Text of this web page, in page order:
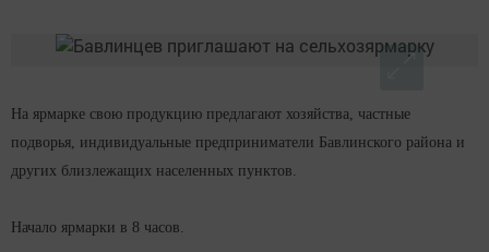
На ярмарке свою продукцию предлагают хозяйства, частные
подворья, индивидуальные предприниматели Бавлинского района и
других близлежащих населенных пунктов.
Начало ярмарки в 8 часов.